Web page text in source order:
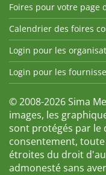
Foires pour votre page
Calendrier des foires
Login pour les
Login pour les
© 2008-2026 Sima
images, les
sont protégés par le
consentement,
étroites du droit
admonesté sans